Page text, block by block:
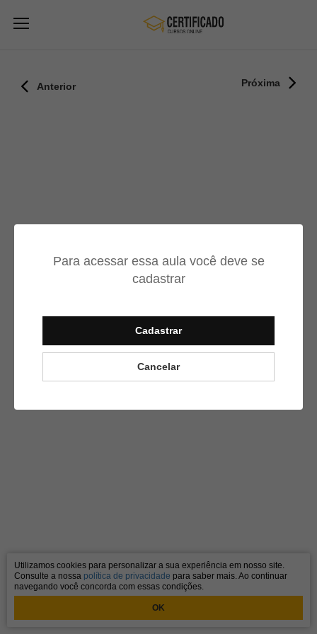
Para acessar essa aula você deve se
cadastrar
Cadastrar
Cancelar
Anterior Próxima
Utilizamos cookies para personalizar a sua experiência em nosso site.
Consulte a nossa política de privacidade para saber mais. Ao continuar
navegando você concorda com essas condições.
OK